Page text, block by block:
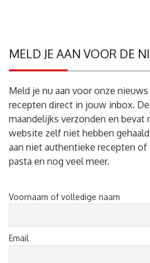
MELD JE AAN VOOR DE
Meld je nu aan voor onze
recepten direct in jouw inbox.
maandelijks verzonden en bevat
website zelf niet hebben
aan niet authentieke recepten
pasta en nog veel meer.
Voornaam of volledige naam
Email